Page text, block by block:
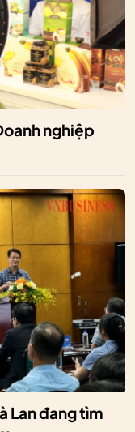
nghiệp
Lan đang tìm